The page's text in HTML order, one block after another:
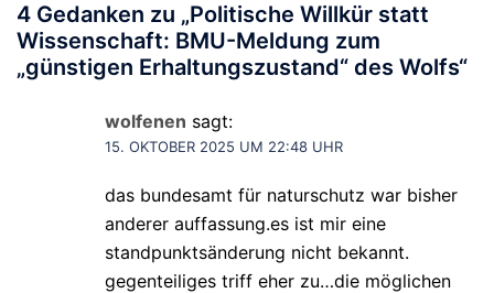
4 Gedanken zu „Politische Willkür statt
Wissenschaft: BMU-Meldung zum
„günstigen Erhaltungszustand“ des Wolfs“
wolfenen sagt:
15. OKTOBER 2025 UM 22:48 UHR
das bundesamt für naturschutz war bisher
anderer auffassung.es ist mir eine
standpunktsänderung nicht bekannt.
gegenteiliges triff eher zu…die möglichen